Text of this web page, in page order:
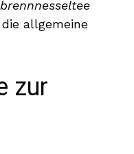
brennnesseltee
allgemeine
zur